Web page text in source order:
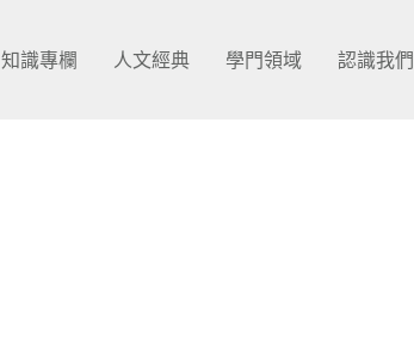
知識專欄 人文經典 學門領域 認識我們